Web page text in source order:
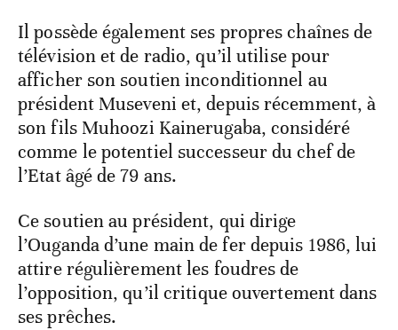
Il possède également ses propres chaînes de
télévision et de radio, qu’il utilise pour
afficher son soutien inconditionnel au
président Museveni et, depuis récemment, à
son fils Muhoozi Kainerugaba, considéré
comme le potentiel successeur du chef de
l’Etat âgé de 79 ans.
Ce soutien au président, qui dirige
l’Ouganda d’une main de fer depuis 1986, lui
attire régulièrement les foudres de
l’opposition, qu’il critique ouvertement dans
ses prêches.